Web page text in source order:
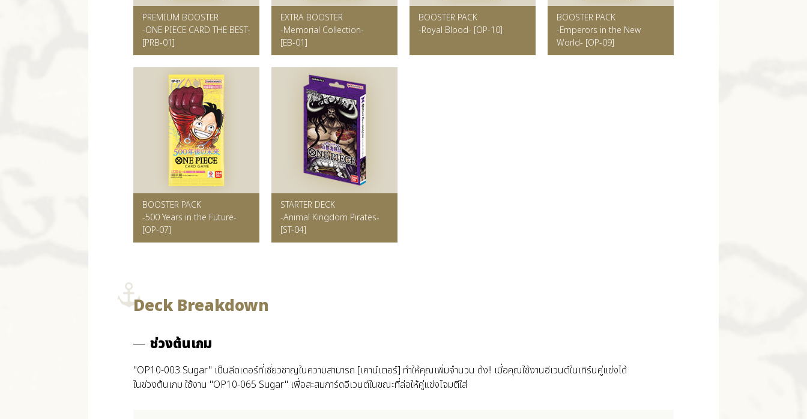
PREMIUM BOOSTER
-ONE PIECE CARD THE BEST-
[PRB-01]
EXTRA BOOSTER
-Memorial Collection-
[EB-01]
BOOSTER PACK
-Royal Blood- [OP-10]
BOOSTER PACK
-Emperors in the New
World- [OP-09]
BOOSTER PACK
-500 Years in the Future-
[OP-07]
STARTER DECK
-Animal Kingdom Pirates-
[ST-04]
Deck Breakdown
ช่วงต้นเกม
"OP10-003 Sugar" เป็นลีดเดอร์ที่เชี่ยวชาญในความสามารถ [เคาน์เตอร์] ทำให้คุณเพิ่มจำนวน ด้ง!! เมื่อคุณใช้งานอีเวนต์ในเทิร์นคู่แข่งได้
ในช่วงต้นเกม ใช้งาน "OP10-065 Sugar" เพื่อสะสมการ์ดอีเวนต์ในขณะที่ล่อให้คู่แข่งโจมตีใส่